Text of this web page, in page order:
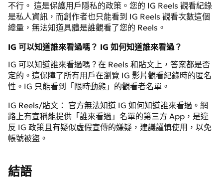
不行。 這是保護用戶隱私的政策。您的 IG Reels 觀看紀錄
是私人資訊，而創作者也只能看到 IG Reels 觀看次數這個
總量，無法知道具體是誰觀看了您的 Reels。
IG 可以知道誰來看過嗎？ IG 如何知道誰來看過？
IG 可以知道誰來看過嗎？在 Reels 和貼文上，答案都是否
定的。這保障了所有用戶在瀏覽 IG 影片觀看紀錄時的匿名
性。IG 只能看到「限時動態」的觀看者名單。
IG Reels/貼文： 官方無法知道 IG 如何知道誰來看過。網
路上有宣稱能提供「誰來看過」名單的第三方 App，是違
反 IG 政策且有疑似虛假宣傳的嫌疑，建議謹慎使用，以免
帳號被盜。
結語